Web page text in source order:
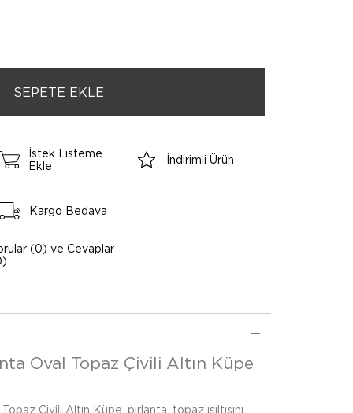
İstek Listeme
Ekle
İndirimli Ürün
Kargo Bedava
(0) ve Cevaplar
Oval Topaz Çivili Altın Küpe
Çivili Altın Küpe, pırlanta, topaz ışıltısını